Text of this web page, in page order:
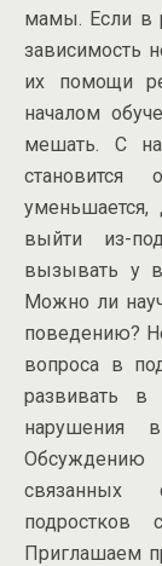
мамы. Если в
зависимость
их помощи
началом
мешать. С
выйти из-
вызывать у
Можно ли
поведению?
вопроса в
развивать
нарушения
Обсуждению
связанных
Приглашаем